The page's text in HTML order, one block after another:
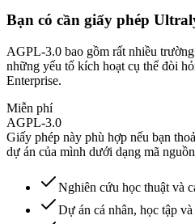
Bạn có cần giấy phép
AGPL-3.0 bao gồm rất nhiều
những yếu tố kích hoạt cụ thể đòi
Enterprise.
Miễn phí
AGPL-3.0
Giấy phép này phù hợp nếu bạn
dự án của mình dưới dạng mã
Nghiên cứu học thuật và
Dự án cá nhân, học tập